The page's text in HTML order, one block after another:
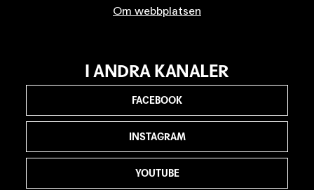
Om webbplatsen
I ANDRA KANALER
FACEBOOK
INSTAGRAM
YOUTUBE